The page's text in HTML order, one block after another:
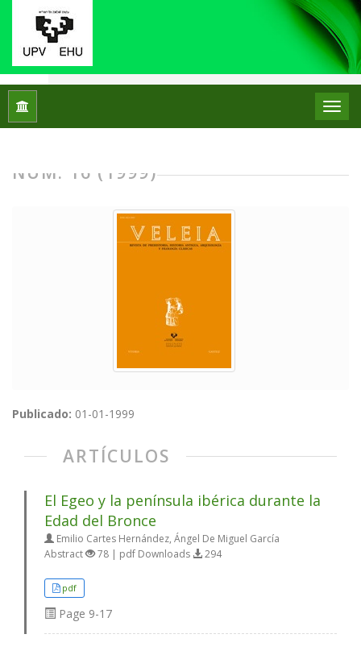
Inicio
NÚM. 16 (1999)
Publicado: 01-01-1999
ARTÍCULOS
El Egeo y la península ibérica durante la
Edad del Bronce
Emilio Cartes Hernández, Ángel De Miguel García
Abstract
78 | pdf Downloads 294
pdf
Page 9-17